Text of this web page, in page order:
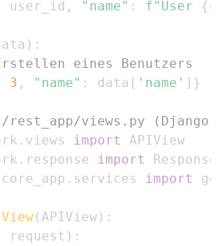
user_id , "name" : f"User {
) :
eines Benutzers
3 , "name" : data [ 'name' ] }
views.py (Django
. views import
. response
import
core_app . services import
( APIView) :
request ) :